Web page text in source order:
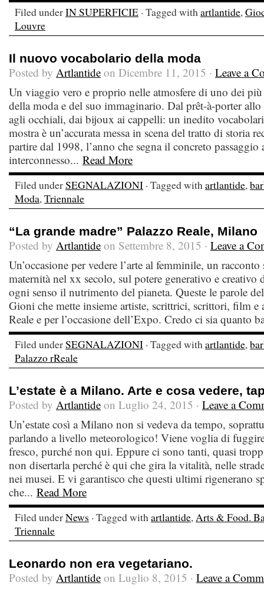
Filed underIN SUPERFICIE · Tagged withartlantide,
Louvre
Il nuovo vocabolario della moda
Posted by Artlantide on Dicembre 11, 2015 · Leave a
Un viaggio vero e proprio nelle atmosfere di uno dei
della moda e del suo immaginario. Dal prêt-à-porter allo
agli occhiali, dai bijoux ai cappelli: un inedito
mostra è un’accurata messa in scena del tratto di storia
partire dal 1998, l’anno che segna il concreto
interconnesso... Read More
Filed underSEGNALAZIONI · Tagged withartlantide,
Moda,Triennale
“La grande madre” Palazzo Reale, Milano
Posted by Artlantide on Settembre 8, 2015 · Leave a
Un’occasione per vedere l’arte al femminile, un
maternità nel xx secolo, sul potere generativo e creativo
ogni senso il nutrimento del pianeta. Queste le parole
Gioni che mette insieme artiste, scrittrici, scrittori, film e
Reale e per l’occasione dell’Expo. Credo ci sia quanto
Filed underSEGNALAZIONI · Tagged withartlantide,
Palazzo rReale
L’estate è a Milano. Arte e cosa vedere,
Posted by Artlantide on Luglio 24, 2015 · Leave a
Un’estate così a Milano non si vedeva da tempo,
parlando a livello meteorologico! Viene voglia di
fresco, purché non qui. Eppure ci sono tanti, quasi
non disertarla perché è qui che gira la vitalità, nelle
nei musei. E vi garantisco che questi ultimi rigenerano
che... Read More
Filed underNews · Tagged withartlantide,Arts & Food.
Triennale
Leonardo non era vegetariano.
Posted by Artlantide on Luglio 8, 2015 · Leave a